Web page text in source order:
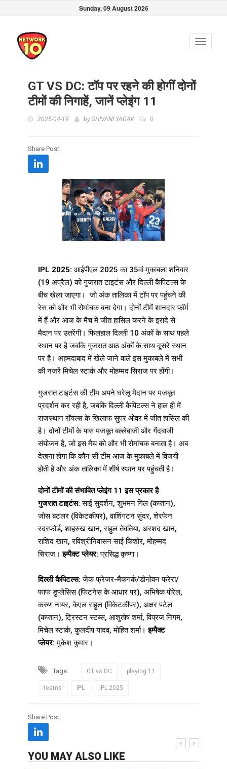
Sunday, 09 August 2026
Toggle
GT VS DC: टॉप पर रहने की होगीं दोनों
टीमों की निगाहें, जानें प्लेइंग 11
2025-04-19 by SHIVANI YADAV 0
Share Post
IPL 2025: आईपीएल 2025 का 35वां मुकाबला शनिवार
(19 अप्रैल) को गुजरात टाइटंस और दिल्ली कैपिटल्स के
बीच खेला जाएगा। जो अंक तालिका में टॉप पर पहुंचने की
रेस को और भी रोमांचक बना देगा। दोनों टीमें शानदार फॉर्म
में हैं और आज के मैच में जीत हासिल करने के इरादे से
मैदान पर उतरेंगी। फिलहाल दिल्ली 10 अंकों के साथ पहले
स्थान पर है जबकि गुजरात आठ अंकों के साथ दूसरे स्थान
पर है। अहमदाबाद में खेले जाने वाले इस मुकाबले में सभी
की नजरें मिचेल स्टार्क और मोहम्मद सिराज पर होंगी।
गुजरात टाइटंस की टीम अपने घरेलू मैदान पर मजबूत
प्रदर्शन कर रही है, जबकि दिल्ली कैपिटल्स ने हाल ही में
राजस्थान रॉयल्स के खिलाफ सुपर ओवर में जीत हासिल की
है। दोनों टीमों के पास मजबूत बल्लेबाजी और गेंदबाजी
संयोजन है, जो इस मैच को और भी रोमांचक बनाता है। अब
देखना होगा कि कौन सी टीम आज के मुकाबले में विजयी
होती है और अंक तालिका में शीर्ष स्थान पर पहुंचती है।
दोनों टीमों की संभावित प्लेइंग 11 इस प्रकार है
गुजरात टाइटंस: साई सुदर्शन, शुभमन गिल (कप्तान),
जोस बटलर (विकेटकीपर), वाशिंगटन सुंदर, शेरफेन
रदरफोर्ड, शाहरुख खान, राहुल तेवतिया, अरशद खान,
राशिद खान, रविश्रीनिवासन साई किशोर, मोहम्मद
सिराज।इम्पैक्ट प्लेयर:प्रसिद्ध कृष्णा।
दिल्ली कैपिटल्स: जेक फ्रेजर-मैकगर्क/डोनोवन फरेरा/
फाफ डुप्लेसिस (फिटनेस के आधार पर), अभिषेक पोरेल,
करुण नायर, केएल राहुल (विकेटकीपर), अक्षर पटेल
(कप्तान), ट्रिस्टन स्टब्स, आशुतोष शर्मा, विप्रज निगम,
मिचेल स्टार्क, कुलदीप यादव, मोहित शर्मा।इम्पैक्ट
प्लेयर:मुकेश कुमार।
Tags: GT vs DC playing 11
teams IPL IPL 2025
Share Post
YOU MAY ALSO LIKE